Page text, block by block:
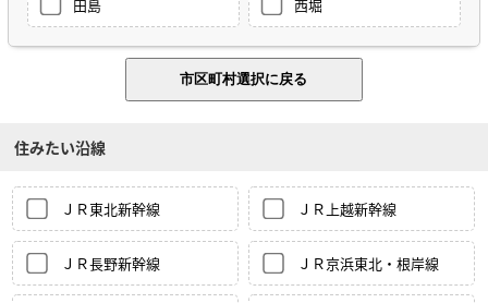
田島 西堀
住みたい沿線
ＪＲ東北新幹線 ＪＲ上越新幹線
ＪＲ長野新幹線 ＪＲ京浜東北・根岸線